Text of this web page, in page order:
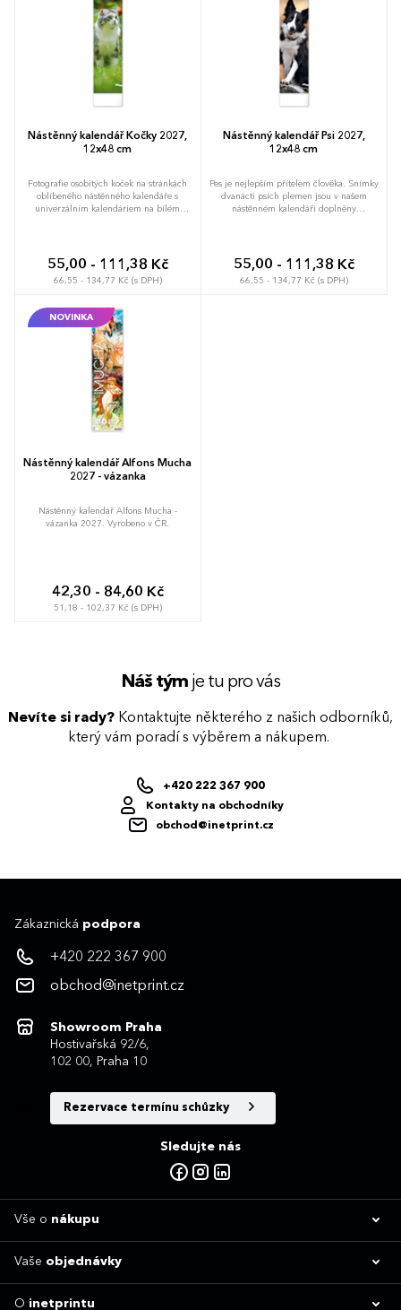
Nástěnný kalendář Kočky 2027,
12x48 cm
Fotografie osobitých koček na stránkách
oblíbeného nástěnného kalendáře s
univerzálním kalendáriem na bílém
55,00 - 111,38 Kč
66,55 - 134,77 Kč (s DPH)
Nástěnný kalendář Psi 2027,
12x48 cm
Pes je nejlepším přítelem člověka. Snímky
dvanácti psích plemen jsou v našem
nástěnném kalendáři doplněny
55,00 - 111,38 Kč
66,55 - 134,77 Kč (s DPH)
NOVINKA
Nástěnný kalendář Alfons Mucha
2027 - vázanka
Nástěnný kalendář Alfons Mucha -
vázanka 2027. Vyrobeno v ČR.
42,30 - 84,60 Kč
51,18 - 102,37 Kč (s DPH)
Náš týmje tu pro vás
Nevíte si rady? Kontaktujte některého z našich odborníků,
který vám poradí s výběrem a nákupem.
+420 222 367 900
Kontakty na obchodníky
obchod@inetprint.cz
Zákaznická podpora
+420 222 367 900
obchod@inetprint.cz
Showroom Praha
Hostivařská 92/6,
102 00, Praha 10
Rezervace termínu schůzky
Sledujte nás
Vše o nákupu
Vaše objednávky
O inetprintu